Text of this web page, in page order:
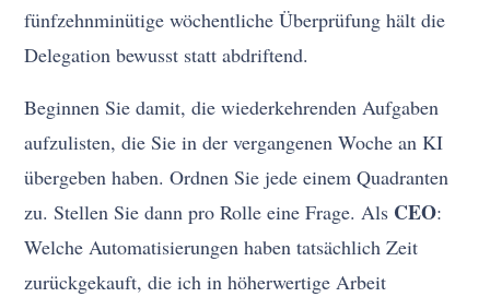
fünfzehnminütige wöchentliche Überprüfung hält die
Delegation bewusst statt abdriftend.
Beginnen Sie damit, die wiederkehrenden Aufgaben
aufzulisten, die Sie in der vergangenen Woche an KI
übergeben haben. Ordnen Sie jede einem Quadranten
zu. Stellen Sie dann pro Rolle eine Frage. Als CEO:
Welche Automatisierungen haben tatsächlich Zeit
zurückgekauft, die ich in höherwertige Arbeit